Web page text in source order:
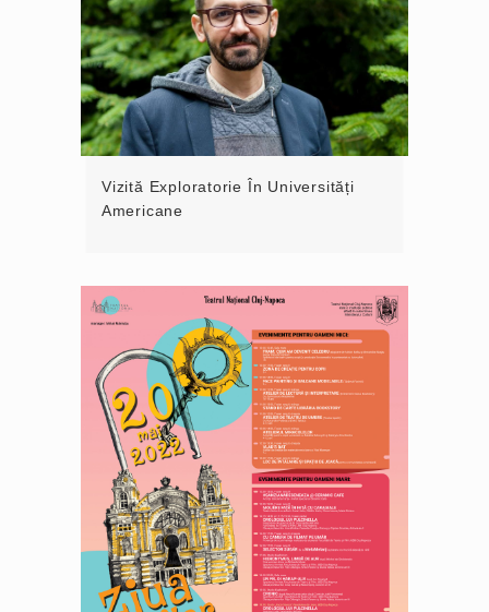
Vizită Exploratorie În Universități
Americane